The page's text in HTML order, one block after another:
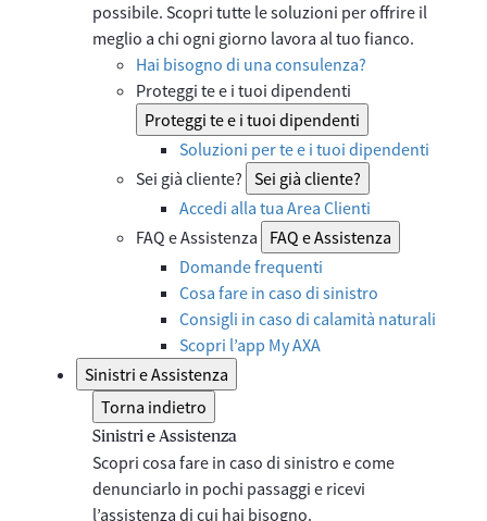
possibile. Scopri tutte le soluzioni per offrire il
meglio a chi ogni giorno lavora al tuo fianco.
Hai bisogno di una consulenza?
Proteggi te e i tuoi dipendenti
Proteggi te e i tuoi dipendenti
Soluzioni per te e i tuoi dipendenti
Sei già cliente? Sei già cliente?
Accedi alla tua Area Clienti
FAQ e Assistenza
FAQ e Assistenza
Domande frequenti
Cosa fare in caso di sinistro
Consigli in caso di calamità naturali
Scopri l’app My AXA
Sinistri e Assistenza
Torna indietro
Sinistri e Assistenza
Scopri cosa fare in caso di sinistro e come
denunciarlo in pochi passaggi e ricevi
l’assistenza di cui hai bisogno.